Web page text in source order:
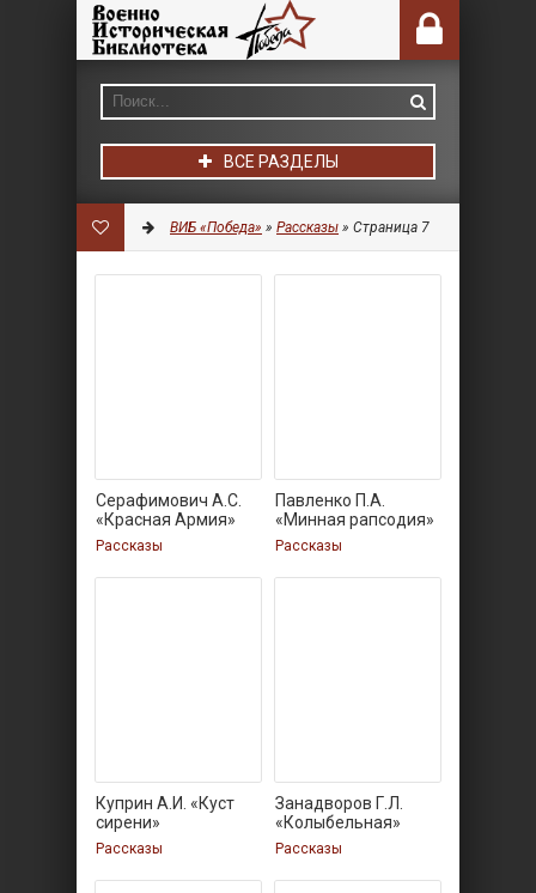
ВСЕ РАЗДЕЛЫ
ВИБ «Победа» » Рассказы » Страница 7
Серафимович А.С.
«Красная Армия»
Рассказы
Павленко П.А.
«Минная рапсодия»
Рассказы
Куприн А.И. «Куст
сирени»
Рассказы
Занадворов Г.Л.
«Колыбельная»
Рассказы